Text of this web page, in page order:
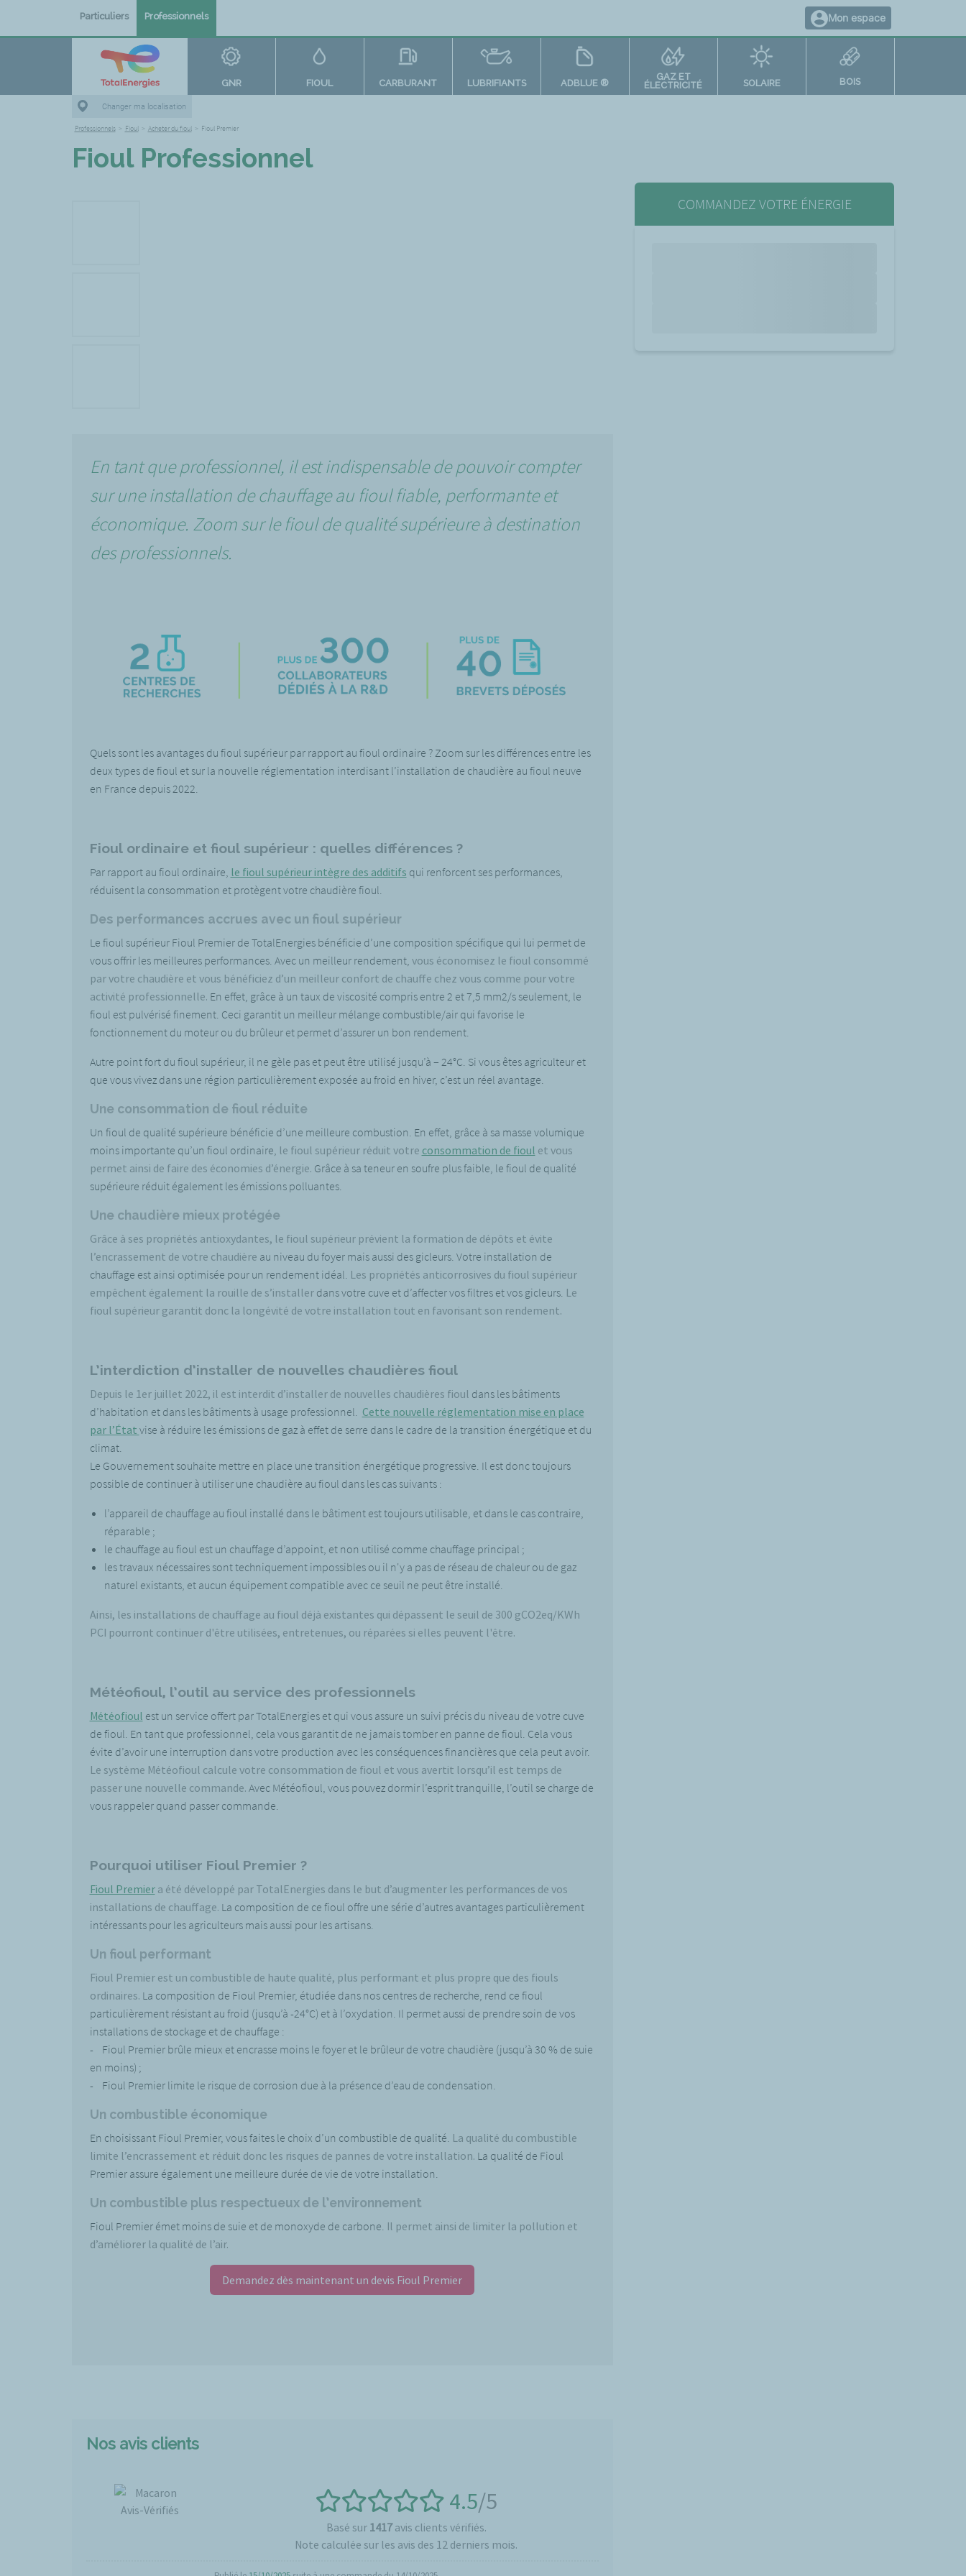
Particuliers Professionnels Mon espace
GNR FIOUL CARBURANT LUBRIFIANTS ADBLUE ®
GAZ ET
ÉLECTRICITÉ
SOLAIRE BOIS
Changer ma localisation
Professionnels > Fioul > Acheter du fioul > Fioul Premier
Fioul Professionnel
COMMANDEZ VOTRE ÉNERGIE
En tant que professionnel, il est indispensable de pouvoir compter
sur une installation de chauffage au fioul fiable, performante et
économique. Zoom sur le fioul de qualité supérieure à destination
des professionnels.
Quels sont les avantages du fioul supérieur par rapport au fioul ordinaire ? Zoom sur les différences entre les
deux types de fioul et sur la nouvelle réglementation interdisant l’installation de chaudière au fioul neuve
en France depuis 2022.
Fioul ordinaire et fioul supérieur : quelles différences ?
Par rapport au fioul ordinaire, le fioul supérieur intègre des additifs qui renforcent ses performances,
réduisent la consommation et protègent votre chaudière fioul.
Des performances accrues avec un fioul supérieur
Le fioul supérieur Fioul Premier de TotalEnergies bénéficie d’une composition spécifique qui lui permet de
vous offrir les meilleures performances. Avec un meilleur rendement, vous économisez le fioul consommé
par votre chaudière et vous bénéficiez d’un meilleur confort de chauffe chez vous comme pour votre
activité professionnelle. En effet, grâce à un taux de viscosité compris entre 2 et 7,5 mm2/s seulement, le
fioul est pulvérisé finement. Ceci garantit un meilleur mélange combustible/air qui favorise le
fonctionnement du moteur ou du brûleur et permet d’assurer un bon rendement.
Autre point fort du fioul supérieur, il ne gèle pas et peut être utilisé jusqu’à – 24°C. Si vous êtes agriculteur et
que vous vivez dans une région particulièrement exposée au froid en hiver, c’est un réel avantage.
Une consommation de fioul réduite
Un fioul de qualité supérieure bénéficie d’une meilleure combustion. En effet, grâce à sa masse volumique
moins importante qu’un fioul ordinaire, le fioul supérieur réduit votre consommation de fioul et vous
permet ainsi de faire des économies d’énergie. Grâce à sa teneur en soufre plus faible, le fioul de qualité
supérieure réduit également les émissions polluantes.
Une chaudière mieux protégée
Grâce à ses propriétés antioxydantes, le fioul supérieur prévient la formation de dépôts et évite
l’encrassement de votre chaudière au niveau du foyer mais aussi des gicleurs. Votre installation de
chauffage est ainsi optimisée pour un rendement idéal. Les propriétés anticorrosives du fioul supérieur
empêchent également la rouille de s’installerdans votre cuve et d’affecter vos filtres et vos gicleurs. Le
fioul supérieur garantit donc la longévité de votre installation tout en favorisant son rendement.
L’interdiction d’installer de nouvelles chaudières fioul
Depuis le 1er juillet 2022, il est interdit d’installer de nouvelles chaudières fioul dans les bâtiments
d’habitation et dans les bâtiments à usage professionnel. Cette nouvelle réglementation mise en place
par l’État vise à réduire les émissions de gaz à effet de serre dans le cadre de la transition énergétique et du
climat.
Le Gouvernement souhaite mettre en place une transition énergétique progressive. Il est donc toujours
possible de continuer à utiliser une chaudière au fioul dans les cas suivants :
l’appareil de chauffage au fioul installé dans le bâtiment est toujours utilisable, et dans le cas contraire,
réparable ;
le chauffage au fioul est un chauffage d’appoint, et non utilisé comme chauffage principal ;
les travaux nécessaires sont techniquement impossibles ou il n'y a pas de réseau de chaleur ou de gaz
naturel existants, et aucun équipement compatible avec ce seuil ne peut être installé.
Ainsi, les installations de chauffage au fioul déjà existantes qui dépassent le seuil de 300 gCO2eq/KWh
PCI pourront continuer d'être utilisées, entretenues, ou réparées si elles peuvent l'être.
Météofioul, l’outil au service des professionnels
Météofioul est un service offert par TotalEnergies et qui vous assure un suivi précis du niveau de votre cuve
de fioul. En tant que professionnel, cela vous garantit de ne jamais tomber en panne de fioul. Cela vous
évite d’avoir une interruption dans votre production avec les conséquences financières que cela peut avoir.
Le système Météofioul calcule votre consommation de fioul et vous avertit lorsqu’il est temps de
passer une nouvelle commande. Avec Météofioul, vous pouvez dormir l’esprit tranquille, l’outil se charge de
vous rappeler quand passer commande.
Pourquoi utiliser Fioul Premier ?
Fioul Premiera été développé par TotalEnergies dans le but d’augmenter les performances de vos
installations de chauffage. La composition de ce fioul offre une série d’autres avantages particulièrement
intéressants pour les agriculteurs mais aussi pour les artisans.
Un fioul performant
Fioul Premier est un combustible de haute qualité, plus performant et plus propre que des fiouls
ordinaires. La composition de Fioul Premier, étudiée dans nos centres de recherche, rend ce fioul
particulièrement résistant au froid (jusqu’à -24°C) et à l’oxydation. Il permet aussi de prendre soin de vos
installations de stockage et de chauffage :
- Fioul Premier brûle mieux et encrasse moins le foyer et le brûleur de votre chaudière (jusqu’à 30 % de suie
en moins) ;
- Fioul Premier limite le risque de corrosion due à la présence d’eau de condensation.
Un combustible économique
En choisissant Fioul Premier, vous faites le choix d’un combustible de qualité. La qualité du combustible
limite l’encrassement et réduit donc les risques de pannes de votre installation. La qualité de Fioul
Premier assure également une meilleure durée de vie de votre installation.
Un combustible plus respectueux de l’environnement
Fioul Premier émet moins de suie et de monoxyde de carbone. Il permet ainsi de limiter la pollution et
d’améliorer la qualité de l’air.
Demandez dès maintenant un devis Fioul Premier
Nos avis clients
4.5/5
Basé sur 1417avis clients vérifiés.
Note calculée sur les avis des 12 derniers mois.